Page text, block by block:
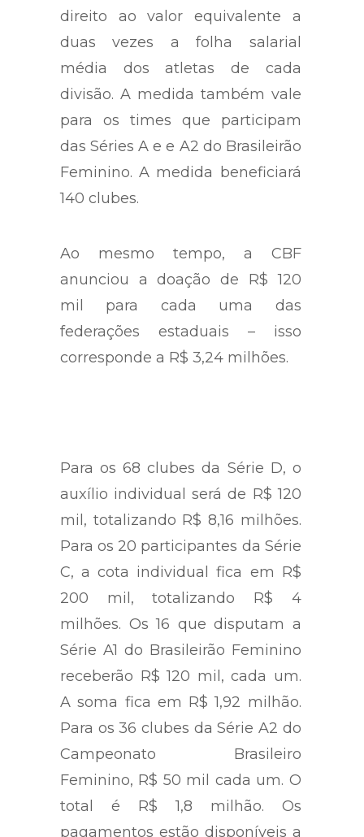
direito ao valor equivalente a
duas vezes a folha salarial
média dos atletas de cada
divisão. A medida também vale
para os times que participam
das Séries A e e A2 do Brasileirão
Feminino. A medida beneficiará
140 clubes.
Ao mesmo tempo, a CBF
anunciou a doação de R$ 120
mil para cada uma das
federações estaduais – isso
corresponde a R$ 3,24 milhões.
Para os 68 clubes da Série D, o
auxílio individual será de R$ 120
mil, totalizando R$ 8,16 milhões.
Para os 20 participantes da Série
C, a cota individual fica em R$
200 mil, totalizando R$ 4
milhões. Os 16 que disputam a
Série A1 do Brasileirão Feminino
receberão R$ 120 mil, cada um.
A soma fica em R$ 1,92 milhão.
Para os 36 clubes da Série A2 do
Campeonato Brasileiro
Feminino, R$ 50 mil cada um. O
total é R$ 1,8 milhão. Os
pagamentos estão disponíveis a